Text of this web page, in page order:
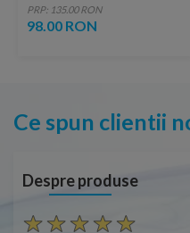
mat
PRP: 135.00 RON
98.00 RON
Ce spun clientii
Despre produse